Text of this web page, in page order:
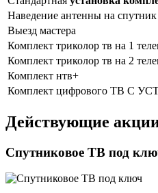
Наведение антенны на спутник
Выезд мастера
Комплект триколор тв на 1
Комплект триколор тв на 2
Комплект нтв+
Комплект цифрового ТВ С
Действующие
Спутниковое ТВ под